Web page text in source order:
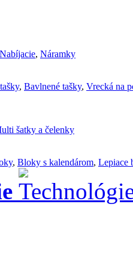
Nabíjacie, Náramky
, Bavlnené tašky, Vrecká na
šatky a čelenky
, Bloky s kalendárom, Lepiace